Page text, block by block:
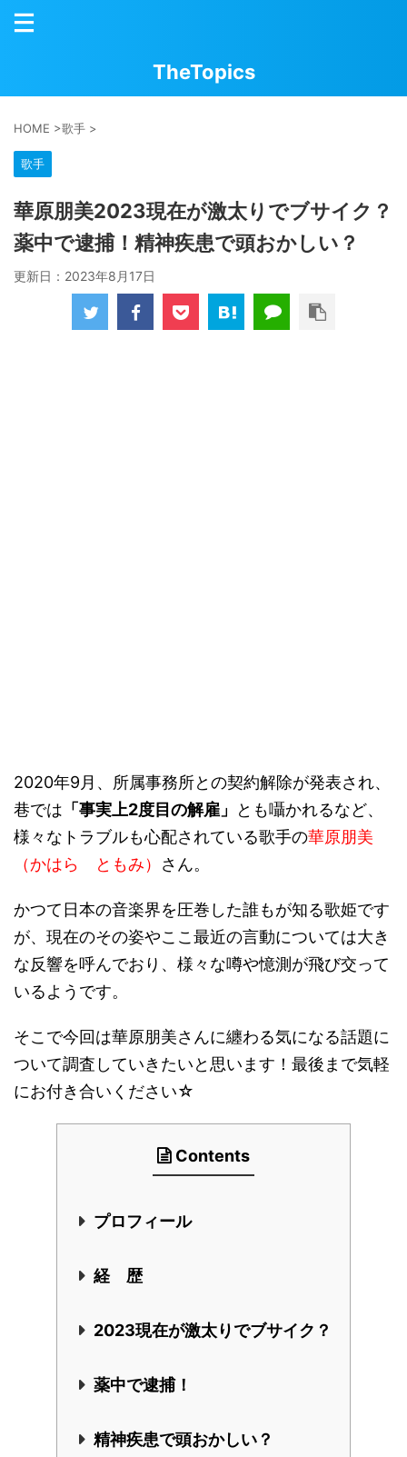
TheTopics
HOME >歌手 >
歌手
華原朋美2023現在が激太りでブサイク？
薬中で逮捕！精神疾患で頭おかしい？
更新日： 2023年8月17日
2020年9 月、所属事務所との契約解除が発表され、
巷では 「事実上2度目の解雇」
とも囁かれるなど、
様々なトラブルも心配されている歌手の華原朋美
（かはら ともみ） さん。
かつて日本の音楽界を圧巻した誰もが知る歌姫です
が、現在のその姿やここ最近の言動については大き
な反響を呼んでおり、様々な噂や憶測が飛び交って
いるようです。
そこで今回は華原朋美さんに纏わる気になる話題に
ついて調査していきたいと思います！最後まで気軽
にお付き合いください☆
Contents
プロフィール
経 歴
2023現在が激太りでブサイク？
薬中で逮捕！
精神疾患で頭おかしい？